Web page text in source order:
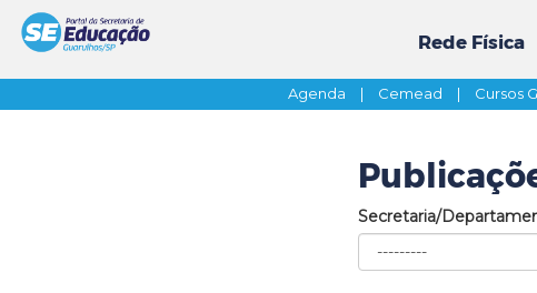
Rede Física
Agenda | Cemead | Cursos
Secretaria/